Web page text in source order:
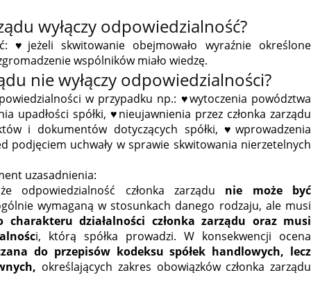
wyłączy odpowiedzialność?
♥️jeżeli skwitowanie obejmowało wyraźnie określone
wspólników miało wiedzę.
nie wyłączy odpowiedzialności?
w przypadku np.: ♥️wytoczenia powództwa
upadłości spółki, ♥️nieujawnienia przez członka zarządu
i dokumentów dotyczących spółki, ♥️wprowadzenia
podjęciem uchwały w sprawie skwitowania nierzetelnych
uzasadnienia:
odpowiedzialność członka zarządu nie może być
wymaganą w stosunkach danego rodzaju, ale musi
charakteru działalności członka zarządu oraz musi
i, którą spółka prowadzi. W konsekwencji ocena
do przepisów kodeksu spółek handlowych, lecz
określających zakres obowiązków członka zarządu